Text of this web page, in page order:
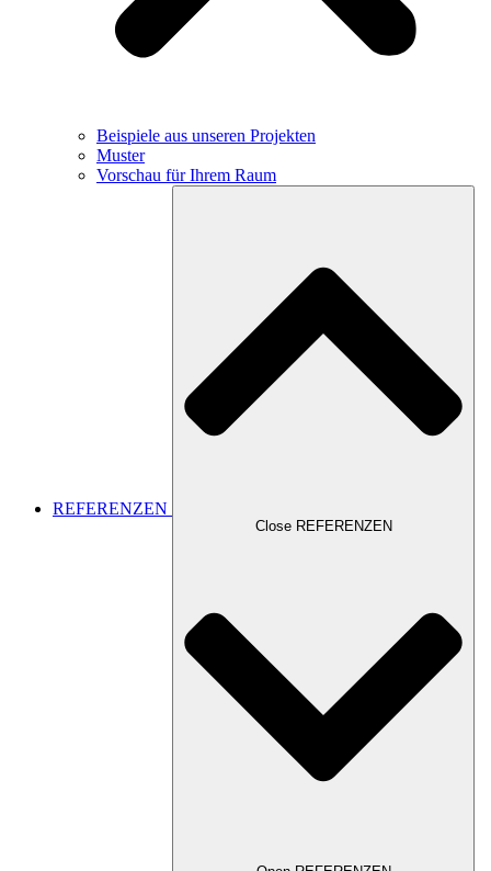
Beispiele aus unseren Projekten
Muster
Vorschau für Ihrem Raum
REFERENZEN
Close REFERENZEN